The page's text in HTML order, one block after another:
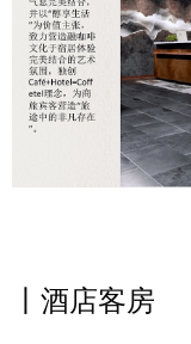
丨酒店客房